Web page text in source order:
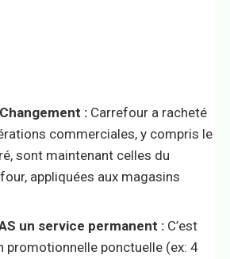
: Carrefour a racheté
commerciales, y compris le
sont maintenant celles du
appliquées aux magasins
un service permanent : C’est
promotionnelle ponctuelle (ex: 4